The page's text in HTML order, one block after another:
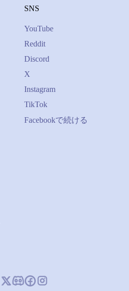
SNS
YouTube
Reddit
Discord
X
Instagram
TikTok
Facebookで続ける